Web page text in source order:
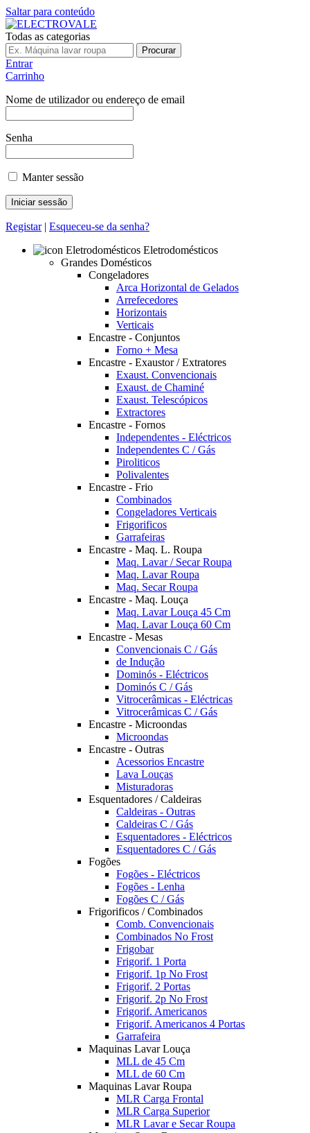
Saltar para conteúdo
Todas as categorias
Procurar
Entrar
Carrinho
Nome de utilizador ou endereço de email
Senha
Manter sessão
Registar| Esqueceu-se da senha?
Eletrodomésticos
Grandes Domésticos
Congeladores
Arca Horizontal de Gelados
Arrefecedores
Horizontais
Verticais
Encastre - Conjuntos
Forno + Mesa
Encastre - Exaustor / Extratores
Exaust. Convencionais
Exaust. de Chaminé
Exaust. Telescópicos
Extractores
Encastre - Fornos
Independentes - Eléctricos
Independentes C / Gás
Piroliticos
Polivalentes
Encastre - Frio
Combinados
Congeladores Verticais
Frigorificos
Garrafeiras
Encastre - Maq. L. Roupa
Maq. Lavar / Secar Roupa
Maq. Lavar Roupa
Maq. Secar Roupa
Encastre - Maq. Louça
Maq. Lavar Louça 45 Cm
Maq. Lavar Louça 60 Cm
Encastre - Mesas
Convencionais C / Gás
de Indução
Dominós - Eléctricos
Dominós C / Gás
Vitrocerâmicas - Eléctricas
Vitrocerâmicas C / Gás
Encastre - Microondas
Microondas
Encastre - Outras
Acessorios Encastre
Lava Louças
Misturadoras
Esquentadores / Caldeiras
Caldeiras - Outras
Caldeiras C / Gás
Esquentadores - Eléctricos
Esquentadores C / Gás
Fogões
Fogões - Eléctricos
Fogões - Lenha
Fogões C / Gás
Frigorificos / Combinados
Comb. Convencionais
Combinados No Frost
Frigobar
Frigorif. 1 Porta
Frigorif. 1p No Frost
Frigorif. 2 Portas
Frigorif. 2p No Frost
Frigorif. Americanos
Frigorif. Americanos 4 Portas
Garrafeira
Maquinas Lavar Louça
MLL de 45 Cm
MLL de 60 Cm
Maquinas Lavar Roupa
MLR Carga Frontal
MLR Carga Superior
MLR Lavar e Secar Roupa